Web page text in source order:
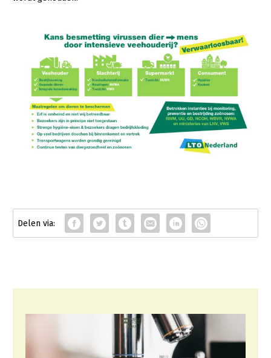
Varkenshouderij
Vleesveehouderij
Vollegrondsgroente
LTO Nederland
Mensen
Bestuur en Directie
Medewerkers
Vakgroepbestuurders
Jaarverslag 2023
Vacatures
Pers
Contact